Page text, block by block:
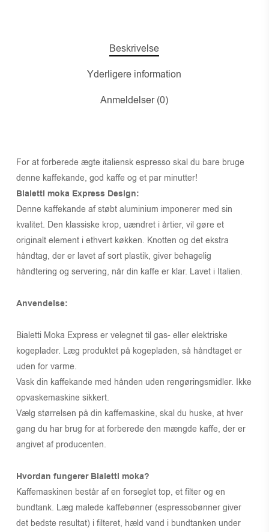
Beskrivelse
Yderligere information
Anmeldelser (0)
For at forberede ægte italiensk espresso skal du bare bruge
denne kaffekande, god kaffe og et par minutter!
Bialetti moka Express Design:
Denne kaffekande af støbt aluminium imponerer med sin
kvalitet. Den klassiske krop, uændret i årtier, vil gøre et
originalt element i ethvert køkken. Knotten og det ekstra
håndtag, der er lavet af sort plastik, giver behagelig
håndtering og servering, når din kaffe er klar. Lavet i Italien.
Anvendelse:
Bialetti Moka Express er velegnet til gas- eller elektriske
kogeplader. Læg produktet på kogepladen, så håndtaget er
uden for varme.
Vask din kaffekande med hånden uden rengøringsmidler. Ikke
opvaskemaskine sikkert.
Vælg størrelsen på din kaffemaskine, skal du huske, at hver
gang du har brug for at forberede den mængde kaffe, der er
angivet af producenten.
Hvordan fungerer Bialetti moka?
Kaffemaskinen består af en forseglet top, et filter og en
bundtank. Læg malede kaffebønner (espressobønner giver
det bedste resultat) i filteret, hæld vand i bundtanken under